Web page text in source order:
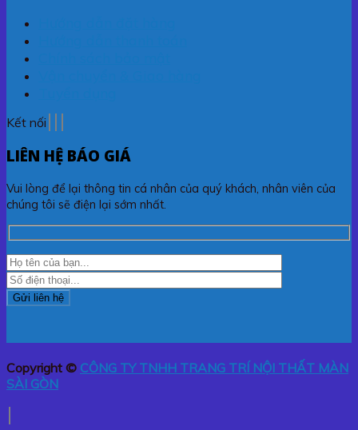
Kết nối
LIÊN HỆ BÁO GIÁ
Vui lòng để lại thông tin cá nhân của quý khách, nhân viên của
chúng tôi sẽ điện lại sớm nhất.
Copyright © CÔNG TY TNHH TRANG TRÍ NỘI THẤT MÀN
SÀI GÒN